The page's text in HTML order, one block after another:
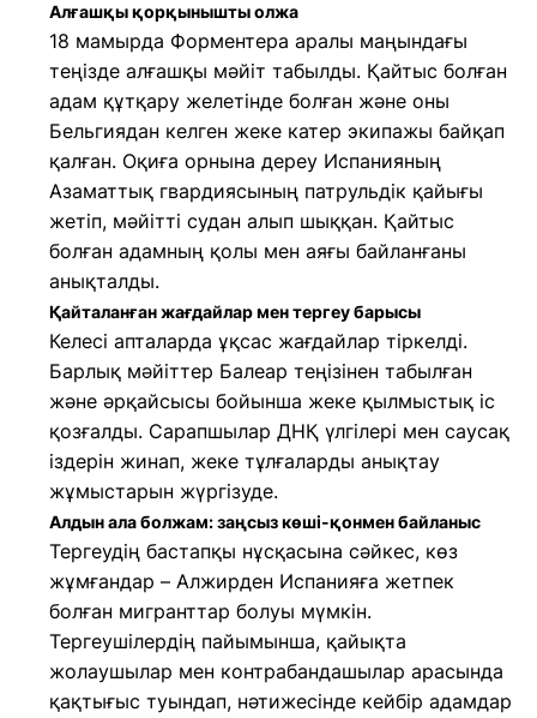
Алғашқы қорқынышты олжа
18 мамырда Форментера аралы маңындағы
теңізде алғашқы мәйіт табылды. Қайтыс болған
адам құтқару желетінде болған және оны
Бельгиядан келген жеке катер экипажы байқап
қалған. Оқиға орнына дереу Испанияның
Азаматтық гвардиясының патрульдік қайығы
жетіп, мәйітті судан алып шыққан. Қайтыс
болған адамның қолы мен аяғы байланғаны
анықталды.
Қайталанған жағдайлар мен тергеу барысы
Келесі апталарда ұқсас жағдайлар тіркелді.
Барлық мәйіттер Балеар теңізінен табылған
және әрқайсысы бойынша жеке қылмыстық іс
қозғалды. Сарапшылар ДНҚ үлгілері мен саусақ
іздерін жинап, жеке тұлғаларды анықтау
жұмыстарын жүргізуде.
Алдын ала болжам: заңсыз көші-қонмен байланыс
Тергеудің бастапқы нұсқасына сәйкес, көз
жұмғандар – Алжирден Испанияға жетпек
болған мигранттар болуы мүмкін.
Тергеушілердің пайымынша, қайықта
жолаушылар мен контрабандашылар арасында
қақтығыс туындап, нәтижесінде кейбір адамдар